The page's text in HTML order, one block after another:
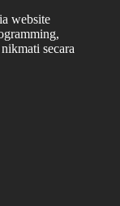
website
secara